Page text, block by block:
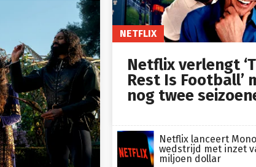
NETFLIX
Netflix verlengt
Rest Is Football’
nog twee
Netflix lanceert
wedstrijd met inzet
miljoen dollar